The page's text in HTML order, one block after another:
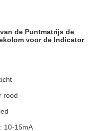
de Puntmatrijs de
voor de Indicator
rood
10-15mA